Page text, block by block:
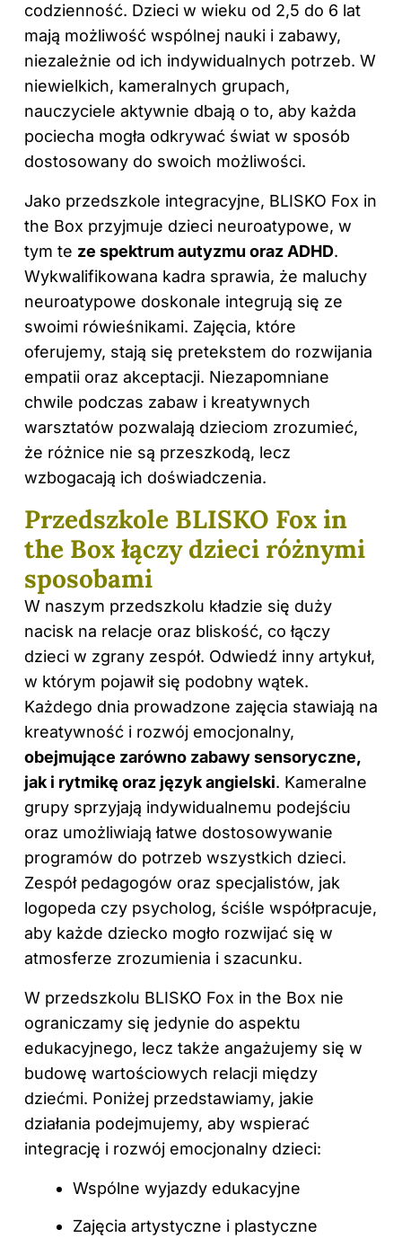
codzienność. Dzieci w wieku od 2,5 do 6 lat
mają możliwość wspólnej nauki i zabawy,
niezależnie od ich indywidualnych potrzeb. W
niewielkich, kameralnych grupach,
nauczyciele aktywnie dbają o to, aby każda
pociecha mogła odkrywać świat w sposób
dostosowany do swoich możliwości.
Jako przedszkole integracyjne, BLISKO Fox in
the Box przyjmuje dzieci neuroatypowe, w
tym te ze spektrum autyzmu oraz ADHD.
Wykwalifikowana kadra sprawia, że maluchy
neuroatypowe doskonale integrują się ze
swoimi rówieśnikami. Zajęcia, które
oferujemy, stają się pretekstem do rozwijania
empatii oraz akceptacji. Niezapomniane
chwile podczas zabaw i kreatywnych
warsztatów pozwalają dzieciom zrozumieć,
że różnice nie są przeszkodą, lecz
wzbogacają ich doświadczenia.
Przedszkole BLISKO Fox in
the Box łączy dzieci różnymi
sposobami
W naszym przedszkolu kładzie się duży
nacisk na relacje oraz bliskość, co łączy
dzieci w zgrany zespół. Odwiedź inny artykuł,
w którym pojawił się podobny wątek.
Każdego dnia prowadzone zajęcia stawiają na
kreatywność i rozwój emocjonalny,
obejmujące zarówno zabawy sensoryczne,
jak i rytmikę oraz język angielski. Kameralne
grupy sprzyjają indywidualnemu podejściu
oraz umożliwiają łatwe dostosowywanie
programów do potrzeb wszystkich dzieci.
Zespół pedagogów oraz specjalistów, jak
logopeda czy psycholog, ściśle współpracuje,
aby każde dziecko mogło rozwijać się w
atmosferze zrozumienia i szacunku.
W przedszkolu BLISKO Fox in the Box nie
ograniczamy się jedynie do aspektu
edukacyjnego, lecz także angażujemy się w
budowę wartościowych relacji między
dziećmi. Poniżej przedstawiamy, jakie
działania podejmujemy, aby wspierać
integrację i rozwój emocjonalny dzieci:
Wspólne wyjazdy edukacyjne
Zajęcia artystyczne i plastyczne